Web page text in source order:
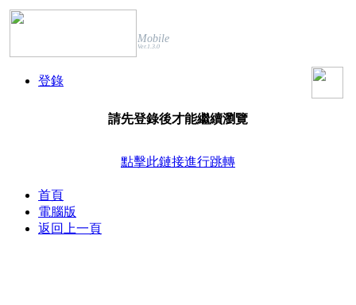
Mobile
Ver.1.3.0
登錄
請先登錄後才能繼續瀏覽
點擊此鏈接進行跳轉
首頁
電腦版
返回上一頁